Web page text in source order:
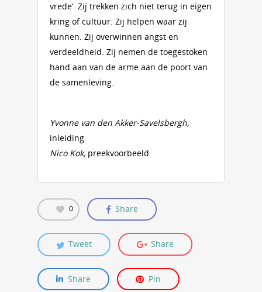
vrede’. Zij trekken zich niet terug in eigen
kring of cultuur. Zij helpen waar zij
kunnen. Zij overwinnen angst en
verdeeldheid. Zij nemen de toegestoken
hand aan van de arme aan de poort van
de samenleving.
Yvonne van den Akker-Savelsbergh,
inleiding
Nico Kok, preekvoorbeeld
0 Share
Tweet Share
Share Pin